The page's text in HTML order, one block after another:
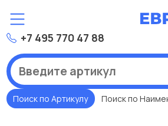
+7 495 770 47 88
Поиск по Артикулу Поиск по